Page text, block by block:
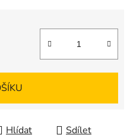
Hlídat Sdílet